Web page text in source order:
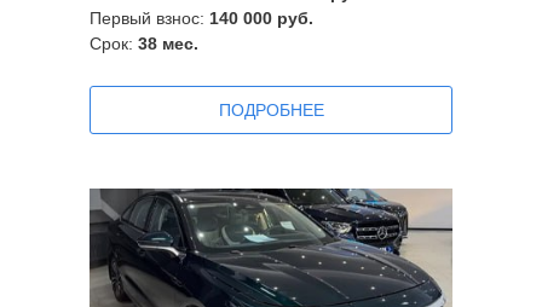
ПOДРОБНЕЕ
Первый взнос: 140 000 руб.
Срок: 38 мес.